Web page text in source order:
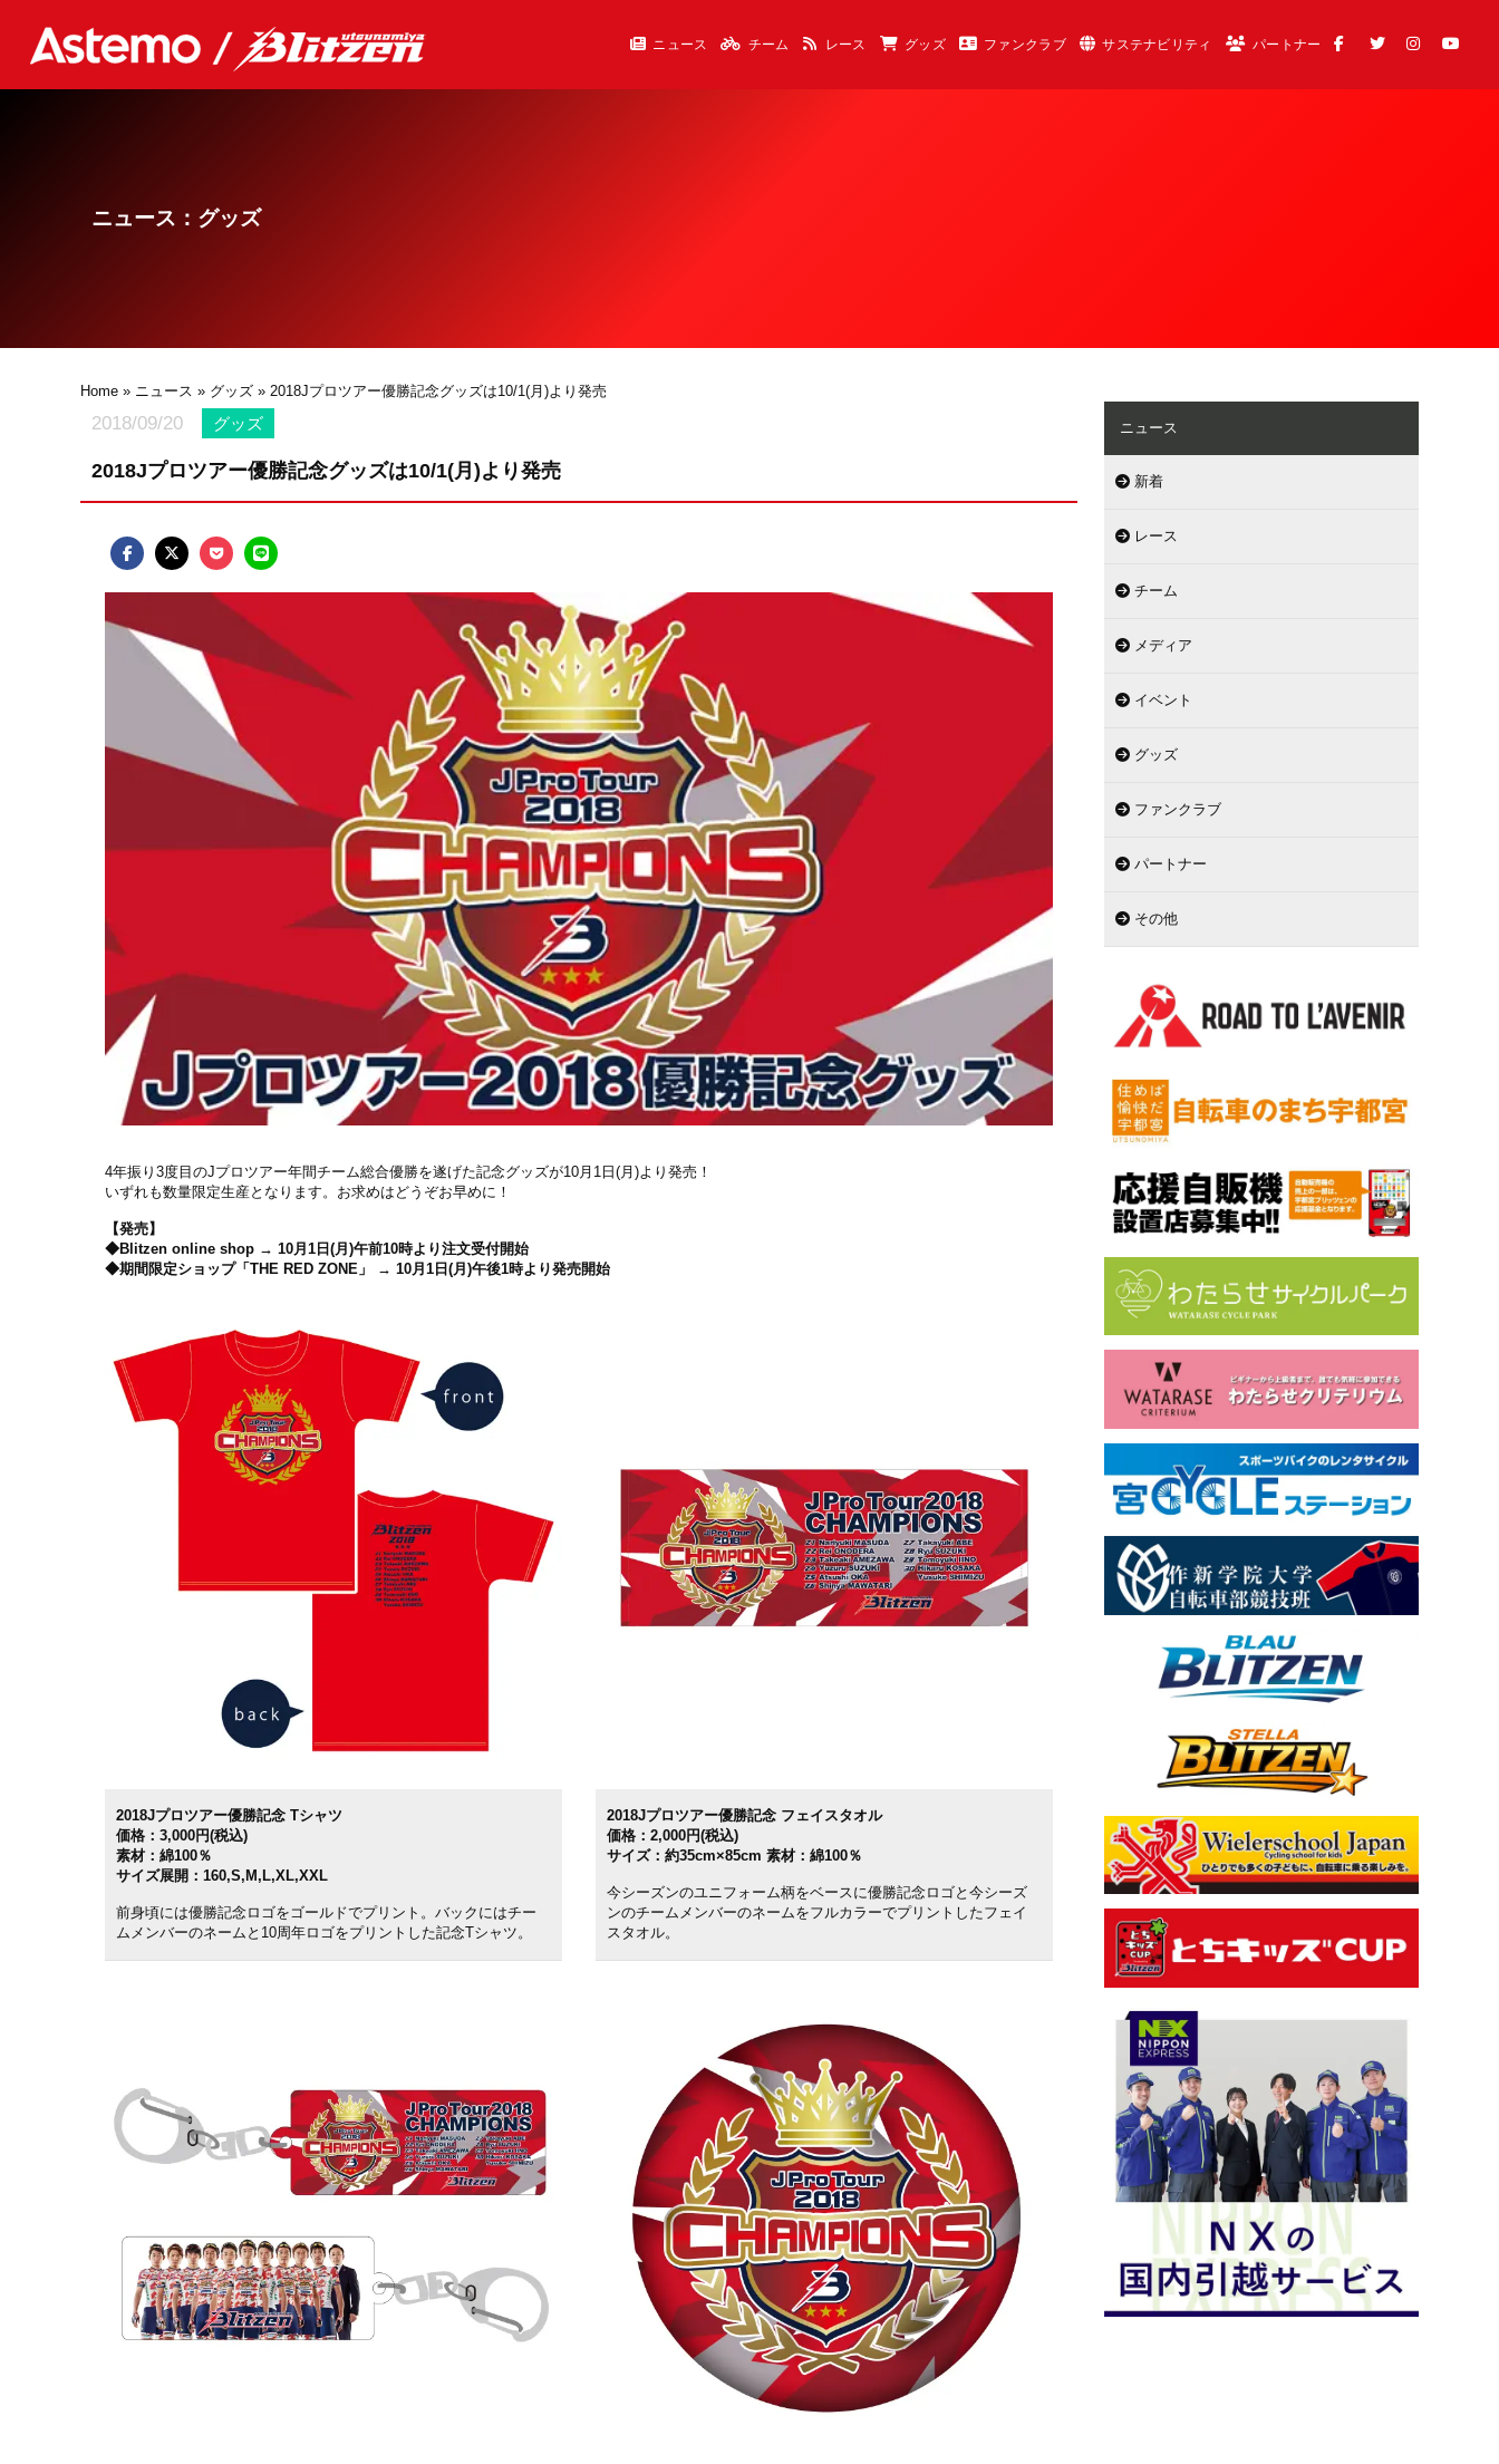
ニュース チーム レース グッズ ファンクラブ サステナビリティ パートナー
ニュース：グッズ
Home » ニュース » グッズ » 2018Jプロツアー優勝記念グッズは10/1(月)より発売
2018/09/20 グッズ
2018Jプロツアー優勝記念グッズは10/1(月)より発売
4年振り3度目のJプロツアー年間チーム総合優勝を遂げた記念グッズが10月1日(月)より発売！
いずれも数量限定生産となります。お求めはどうぞお早めに！
【発売】
◆Blitzen online shop → 10月1日(月)午前10時より注文受付開始
◆期間限定ショップ「THE RED ZONE」 → 10月1日(月)午後1時より発売開始
2018Jプロツアー優勝記念 Tシャツ
価格：3,000円(税込)
素材：綿100％
サイズ展開：160,S,M,L,XL,XXL
前身頃には優勝記念ロゴをゴールドでプリント。バックにはチー
ムメンバーのネームと10周年ロゴをプリントした記念Tシャツ。
2018Jプロツアー優勝記念 フェイスタオル
価格：2,000円(税込)
サイズ：約35cm×85cm 素材：綿100％
今シーズンのユニフォーム柄をベースに優勝記念ロゴと今シーズ
ンのチームメンバーのネームをフルカラーでプリントしたフェイ
スタオル。
ニュース
新着
レース
チーム
メディア
イベント
グッズ
ファンクラブ
パートナー
その他